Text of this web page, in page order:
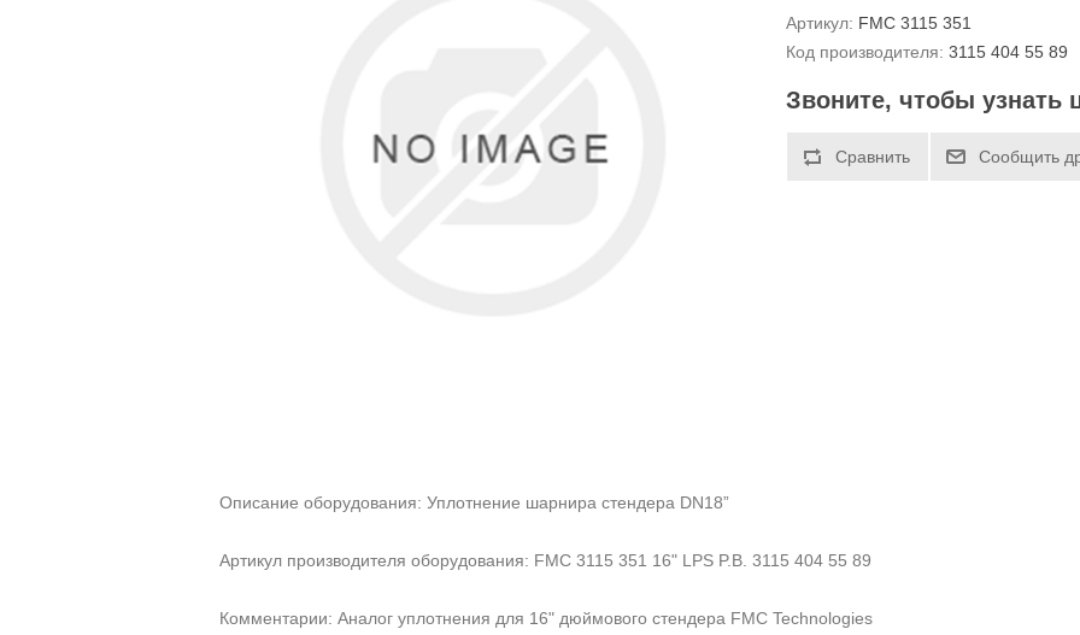
Артикул: FMC 3115 351
Код производителя: 3115 404 55 89
Звоните, чтобы узнать
Описание оборудования: Уплотнение шарнира стендера DN18”
Артикул производителя оборудования: FMC 3115 351 16" LPS P.B. 3115 404 55 89
Комментарии: Аналог уплотнения для 16" дюймового стендера FMC Technologies